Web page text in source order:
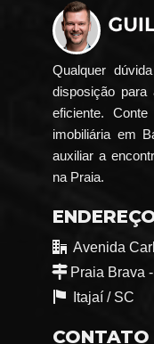
Qualquer
disposição
eficiente.
imobiliária em
auxiliar a
na Praia.
Avenida
Praia Brava
Itajaí / SC
CONTATO